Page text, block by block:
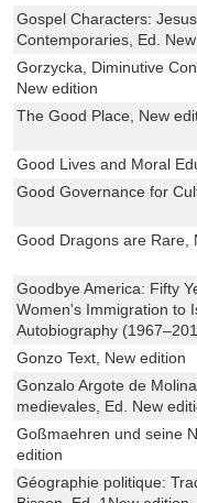
Gospel Characters:
Contemporaries, Ed.
Gorzycka, Diminutive
New edition
The Good Place, New
Good Lives and Moral
Good Governance for
Good Dragons are Rare,
Goodbye America: Fifty
Women's Immigration to
Autobiography
Gonzo Text, New edition
Gonzalo Argote de
medievales, Ed. New
Goßmaehren und seine
edition
Géographie politique: